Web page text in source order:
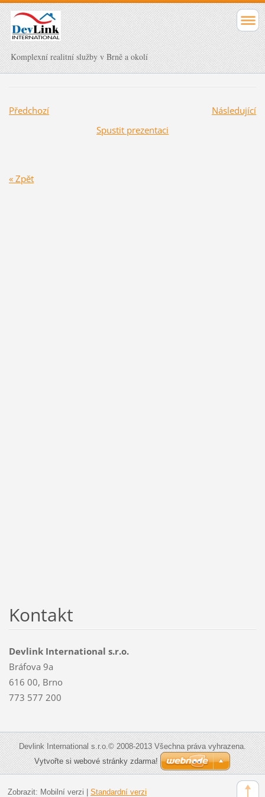
Komplexní realitní služby v Brně a okolí
Předchozí
Následující
Spustit prezentaci
« Zpět
Kontakt
Devlink International s.r.o.
Bráfova 9a
616 00, Brno
773 577 200
Devlink International s.r.o.© 2008-2013 Všechna práva vyhrazena.
Vytvořte si webové stránky zdarma!
Zobrazit: Mobilní verzi Standardní verzi